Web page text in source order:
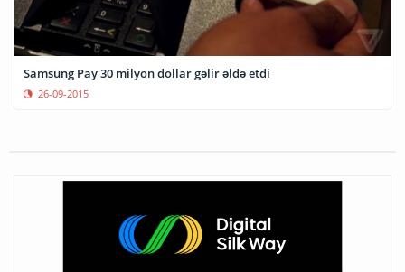
Samsung Pay 30 milyon dollar gəlir əldə etdi
26-09-2015